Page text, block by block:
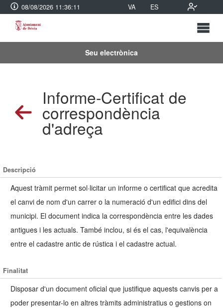
08/08/2026 11:36:12 VA ES
Seu electrònica
Informe-Certificat de
correspondència
d'adreça
Descripció
Aquest tràmit permet sol·licitar un informe o certificat que acredita
el canvi de nom d'un carrer o la numeració d'un edifici dins del
municipi. El document indica la correspondència entre les dades
antigues i les actuals. També inclou, si és el cas, l'equivalència
entre el cadastre antic de rústica i el cadastre actual.
Finalitat
Disposar d'un document oficial que justifique aquests canvis per a
poder presentar-lo en altres tràmits administratius o gestions on